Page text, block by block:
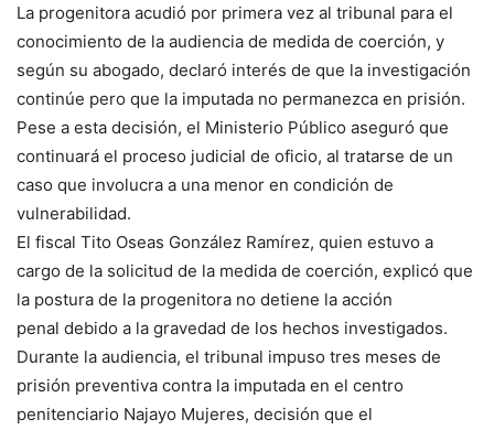
La progenitora acudió por primera vez al tribunal para el
conocimiento de la audiencia de medida de coerción, y
según su abogado, declaró interés de que la investigación
continúe pero que la imputada no permanezca en prisión.
Pese a esta decisión, el Ministerio Público aseguró que
continuará el proceso judicial de oficio, al tratarse de un
caso que involucra a una menor en condición de
vulnerabilidad.
El fiscal Tito Oseas González Ramírez, quien estuvo a
cargo de la solicitud de la medida de coerción, explicó que
la postura de la progenitora no detiene la acción
penal debido a la gravedad de los hechos investigados.
Durante la audiencia, el tribunal impuso tres meses de
prisión preventiva contra la imputada en el centro
penitenciario Najayo Mujeres, decisión que el